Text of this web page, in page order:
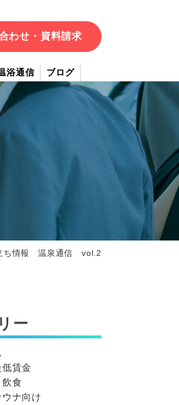
わせ・資料請求
浴通信 ブログ
ち情報 温泉通信 vol.2
ー
賃金
食
ナ向け